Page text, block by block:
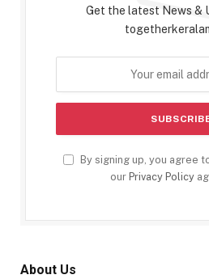
Get the latest News &
By signing up, you agree
our Privacy Policy
About Us